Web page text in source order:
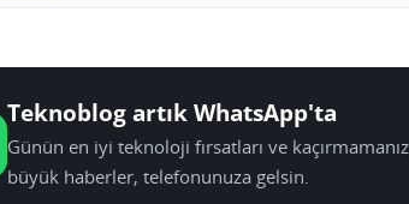
Teknoblog artık WhatsApp'ta
Günün en iyi teknoloji fırsatları ve
büyük haberler, telefonunuza gelsin.